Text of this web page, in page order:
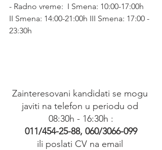
- Radno vreme:  I Smena: 10:00-17:00h
II Smena: 14:00-21:00h III Smena: 17:00 -
23:30h
Zainteresovani kandidati se mogu
javiti na telefon u periodu od
08:30h - 16:30h :
011/454-25-88, 060/3066-099
ili poslati CV na email